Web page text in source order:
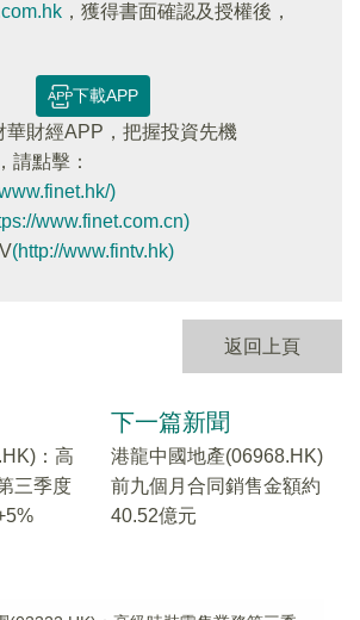
，獲得書面確認及授權後，
下載APP
華財經APP，把握投資先機
請點擊：
)
www.finet.com.cn)
(http://www.fintv.hk)
返回上頁
：高
三季度
下一篇新聞
港龍中國地產(06968.HK)
前九個月合同銷售金額約
40.52億元